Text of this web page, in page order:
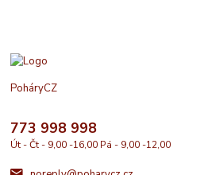
PoháryCZ
773 998 998
Út - Čt - 9,00 -16,00 Pá - 9,00 -12,00